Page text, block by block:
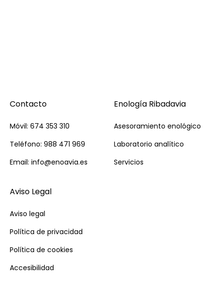
Contacto
Móvil: 674 353 310
Teléfono: 988 471 969
Email: info@enoavia.es
Enología Ribadavia
Asesoramiento enológico
Laboratorio analítico
Servicios
Aviso Legal
Aviso legal
Política de privacidad
Política de cookies
Accesibilidad